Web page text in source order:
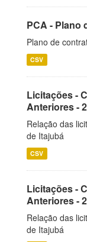
PCA - Plano
Plano de
CSV
Licitações -
Anteriores -
Relação das
de Itajubá
CSV
Licitações -
Anteriores -
Relação das
de Itajubá